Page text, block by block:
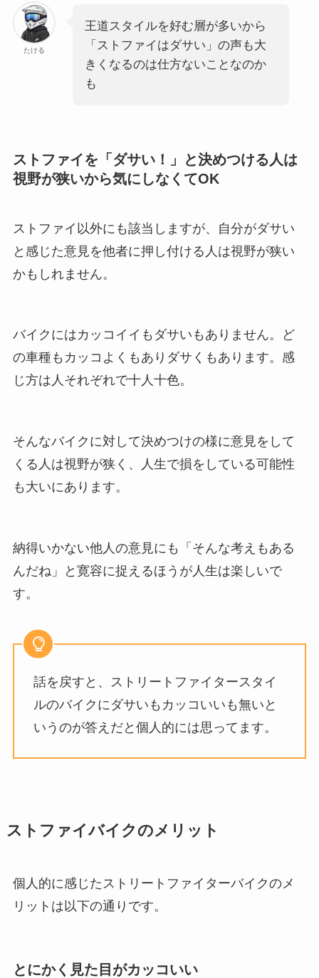
たける
王道スタイルを好む層が多いから
「ストファイはダサい」の声も大
きくなるのは仕方ないことなのか
も
ストファイを「ダサい！」と決めつける人は
視野が狭いから気にしなくてOK
ストファイ以外にも該当しますが、自分がダサい
と感じた意見を他者に押し付ける人は視野が狭い
かもしれません。
バイクにはカッコイイもダサいもありません。ど
の車種もカッコよくもありダサくもあります。感
じ方は人それぞれで十人十色。
そんなバイクに対して決めつけの様に意見をして
くる人は視野が狭く、人生で損をしている可能性
も大いにあります。
納得いかない他人の意見にも「そんな考えもある
んだね」と寛容に捉えるほうが人生は楽しいで
す。
話を戻すと、ストリートファイタースタイ
ルのバイクにダサいもカッコいいも無いと
いうのが答えだと個人的には思ってます。
ストファイバイクのメリット
個人的に感じたストリートファイターバイクのメ
リットは以下の通りです。
とにかく見た目がカッコいい